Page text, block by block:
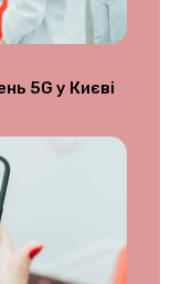
5G у Києві